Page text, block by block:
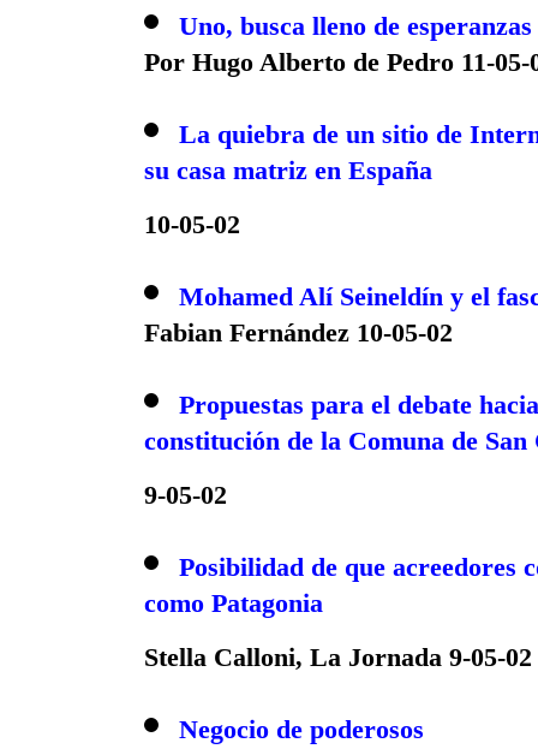
Uno, busca lleno de esperanzas
Por Hugo Alberto de Pedro 11-05-
La quiebra de un sitio de
su casa matriz en España
10-05-02
Mohamed Alí Seineldín y el
Fabian Fernández 10-05-02
Propuestas para el debate
constitución de la Comuna de
9-05-02
Posibilidad de que acreedores
como Patagonia
Stella Calloni, La Jornada 9-05-02
Negocio de poderosos